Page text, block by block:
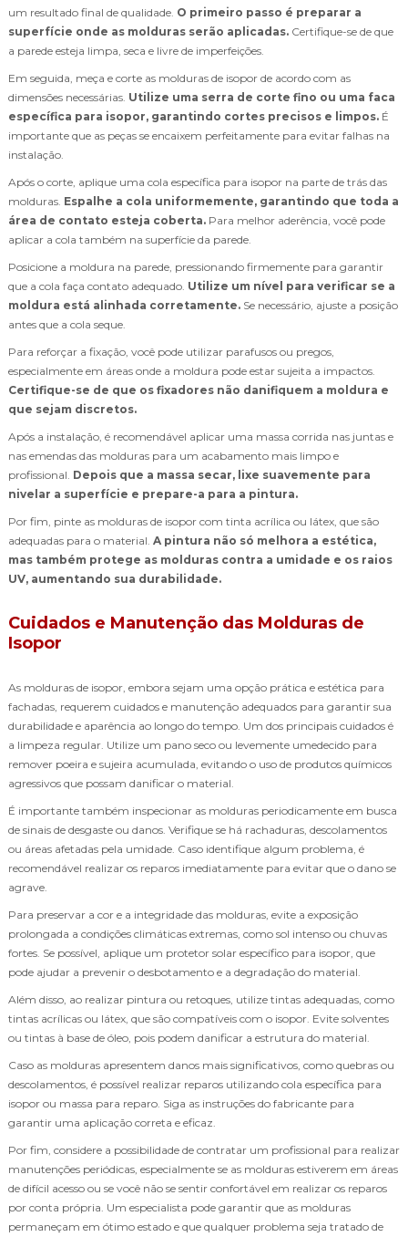
um resultado final de qualidade. O primeiro passo é preparar a
superfície onde as molduras serão aplicadas. Certifique-se de que
a parede esteja limpa, seca e livre de imperfeições.
Em seguida, meça e corte as molduras de isopor de acordo com as
dimensões necessárias. Utilize uma serra de corte fino ou uma faca
específica para isopor, garantindo cortes precisos e limpos. É
importante que as peças se encaixem perfeitamente para evitar falhas na
instalação.
Após o corte, aplique uma cola específica para isopor na parte de trás das
molduras. Espalhe a cola uniformemente, garantindo que toda a
área de contato esteja coberta. Para melhor aderência, você pode
aplicar a cola também na superfície da parede.
Posicione a moldura na parede, pressionando firmemente para garantir
que a cola faça contato adequado. Utilize um nível para verificar se a
moldura está alinhada corretamente. Se necessário, ajuste a posição
antes que a cola seque.
Para reforçar a fixação, você pode utilizar parafusos ou pregos,
especialmente em áreas onde a moldura pode estar sujeita a impactos.
Certifique-se de que os fixadores não danifiquem a moldura e
que sejam discretos.
Após a instalação, é recomendável aplicar uma massa corrida nas juntas e
nas emendas das molduras para um acabamento mais limpo e
profissional. Depois que a massa secar, lixe suavemente para
nivelar a superfície e prepare-a para a pintura.
Por fim, pinte as molduras de isopor com tinta acrílica ou látex, que são
adequadas para o material. A pintura não só melhora a estética,
mas também protege as molduras contra a umidade e os raios
UV, aumentando sua durabilidade.
Cuidados e Manutenção das Molduras de
Isopor
As molduras de isopor, embora sejam uma opção prática e estética para
fachadas, requerem cuidados e manutenção adequados para garantir sua
durabilidade e aparência ao longo do tempo. Um dos principais cuidados é
a limpeza regular. Utilize um pano seco ou levemente umedecido para
remover poeira e sujeira acumulada, evitando o uso de produtos químicos
agressivos que possam danificar o material.
É importante também inspecionar as molduras periodicamente em busca
de sinais de desgaste ou danos. Verifique se há rachaduras, descolamentos
ou áreas afetadas pela umidade. Caso identifique algum problema, é
recomendável realizar os reparos imediatamente para evitar que o dano se
agrave.
Para preservar a cor e a integridade das molduras, evite a exposição
prolongada a condições climáticas extremas, como sol intenso ou chuvas
fortes. Se possível, aplique um protetor solar específico para isopor, que
pode ajudar a prevenir o desbotamento e a degradação do material.
Além disso, ao realizar pintura ou retoques, utilize tintas adequadas, como
tintas acrílicas ou látex, que são compatíveis com o isopor. Evite solventes
ou tintas à base de óleo, pois podem danificar a estrutura do material.
Caso as molduras apresentem danos mais significativos, como quebras ou
descolamentos, é possível realizar reparos utilizando cola específica para
isopor ou massa para reparo. Siga as instruções do fabricante para
garantir uma aplicação correta e eficaz.
Por fim, considere a possibilidade de contratar um profissional para realizar
manutenções periódicas, especialmente se as molduras estiverem em áreas
de difícil acesso ou se você não se sentir confortável em realizar os reparos
por conta própria. Um especialista pode garantir que as molduras
permaneçam em ótimo estado e que qualquer problema seja tratado de